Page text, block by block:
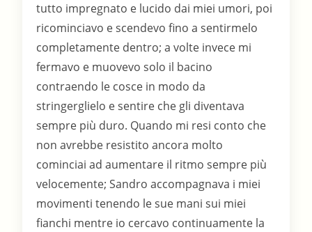
tutto impregnato e lucido dai miei umori, poi
ricominciavo e scendevo fino a sentirmelo
completamente dentro; a volte invece mi
fermavo e muovevo solo il bacino
contraendo le cosce in modo da
stringerglielo e sentire che gli diventava
sempre più duro. Quando mi resi conto che
non avrebbe resistito ancora molto
cominciai ad aumentare il ritmo sempre più
velocemente; Sandro accompagnava i miei
movimenti tenendo le sue mani sui miei
fianchi mentre io cercavo continuamente la